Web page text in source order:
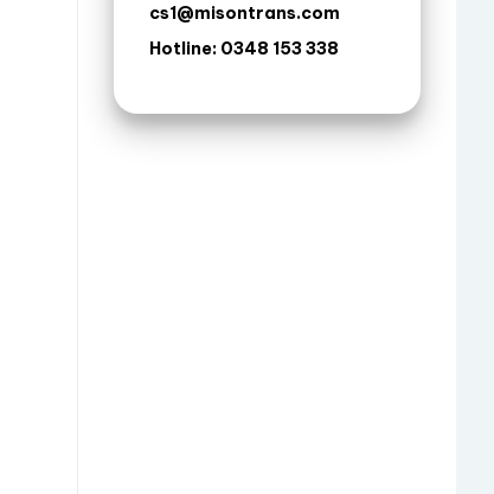
cs1@misontrans.com
Hotline: 0348 153 338